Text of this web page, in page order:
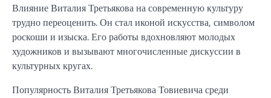
Влияние Виталия Третьякова на современную культуру
трудно переоценить. Он стал иконой искусства, символом
роскоши и изыска. Его работы вдохновляют молодых
художников и вызывают многочисленные дискуссии в
культурных кругах.
Популярность Виталия Третьякова Товиевича среди